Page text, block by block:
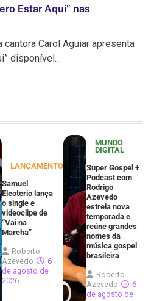
Estar Aqui” nas
cantora Carol Aguiar apresenta
disponível…
LANÇAMENTOS
Samuel
Eleoterio lança
o single e
videoclipe de
“Vai na
Marcha”
Roberto
Azevedo
6
de agosto de
2026
MUNDO
DIGITAL
Super Gospel +
Podcast com
Rodrigo
Azevedo
estreia nova
temporada e
reúne grandes
nomes da
música gospel
brasileira
Roberto
Azevedo
6
de agosto de